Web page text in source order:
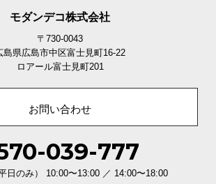
モダンデコ株式会社
〒730-0043
島県広島市中区富士見町16-22
ロアール富士見町201
お問い合わせ
039-777
日のみ） 10:00〜13:00 ／ 14:00〜18:00